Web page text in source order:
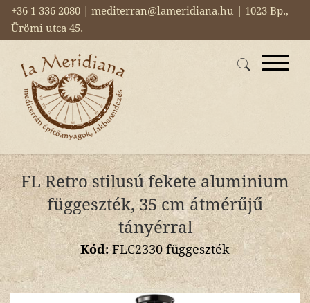
+36 1 336 2080 | mediterran@lameridiana.hu | 1023 Bp.,
Ürömi utca 45.
FL Retro stilusú fekete aluminium
függeszték, 35 cm átmérűjű
tányérral
Kód:FLC2330 függeszték